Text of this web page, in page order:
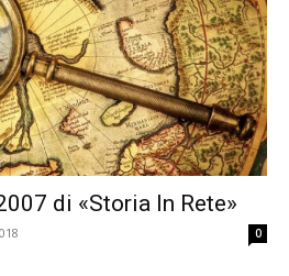
di «Storia In Rete»
0